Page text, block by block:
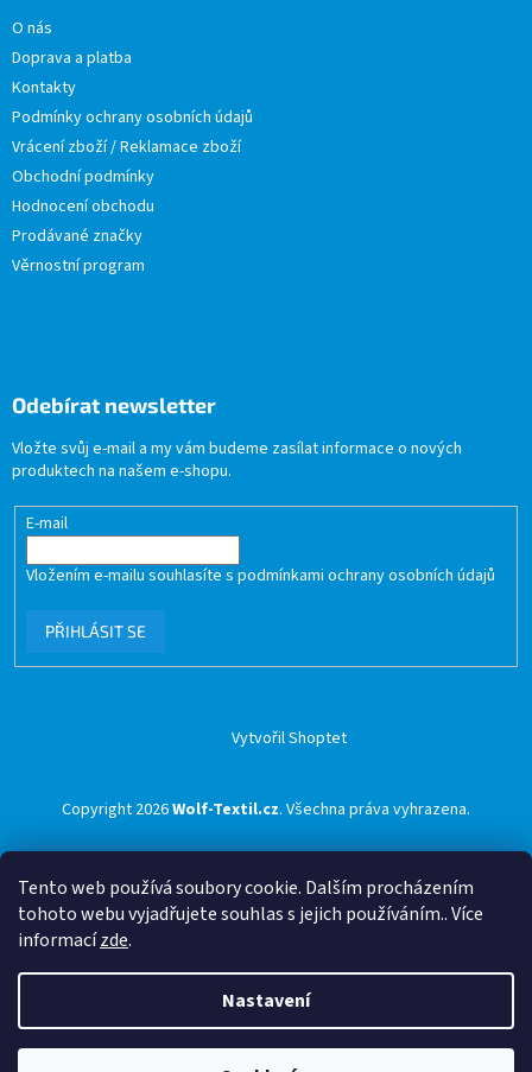
Tento web používá soubory cookie. Dalším procházením
tohoto webu vyjadřujete souhlas s jejich používáním.. Více
informacízde.
Nastavení
O nás
Doprava a platba
Kontakty
Podmínky ochrany osobních údajů
Vrácení zboží / Reklamace zboží
Obchodní podmínky
Hodnocení obchodu
Prodávané značky
Věrnostní program
Odebírat newsletter
Vložte svůj e-mail a my vám budeme zasílat informace o nových
produktech na našem e-shopu.
E-mail
Vložením e-mailu souhlasíte s podmínkami ochrany osobních údajů
PŘIHLÁSIT SE
Vytvořil Shoptet
Copyright 2026Wolf-Textil.cz. Všechna práva vyhrazena.